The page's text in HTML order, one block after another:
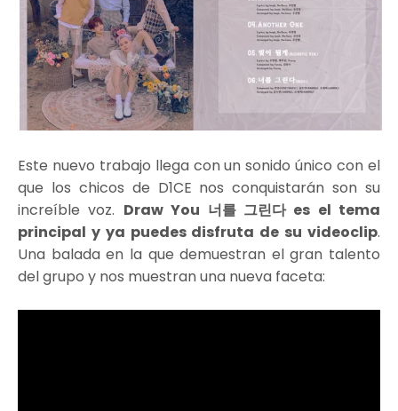
Este nuevo trabajo llega con un sonido único con el
que los chicos de D1CE nos conquistarán son su
increíble voz. Draw You 너를 그린다es el tema
principal y ya puedes disfruta de su videoclip.
Una balada en la que demuestran el gran talento
del grupo y nos muestran una nueva faceta: